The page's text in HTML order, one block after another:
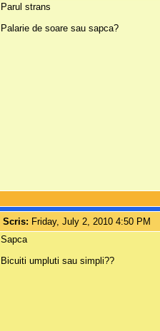
Parul strans
Palarie de soare sau sapca?
Scris: Friday, July 2, 2010 4:50 PM
Sapca
Bicuiti umpluti sau simpli??